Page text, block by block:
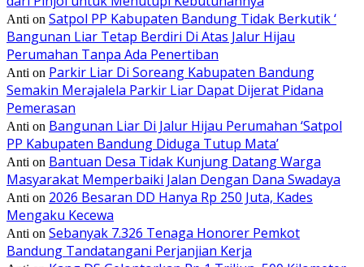
Anti on Satpol PP Kabupaten Bandung Tidak Berkutik ‘
Bangunan Liar Tetap Berdiri Di Atas Jalur Hijau
Perumahan Tanpa Ada Penertiban
Anti on Parkir Liar Di Soreang Kabupaten Bandung
Semakin Merajalela Parkir Liar Dapat Dijerat Pidana
Pemerasan
Anti on Bangunan Liar Di Jalur Hijau Perumahan ‘Satpol
PP Kabupaten Bandung Diduga Tutup Mata’
Anti on Bantuan Desa Tidak Kunjung Datang Warga
Masyarakat Memperbaiki Jalan Dengan Dana Swadaya
Anti on 2026 Besaran DD Hanya Rp 250 Juta, Kades
Mengaku Kecewa
Anti on Sebanyak 7.326 Tenaga Honorer Pemkot
Bandung Tandatangani Perjanjian Kerja